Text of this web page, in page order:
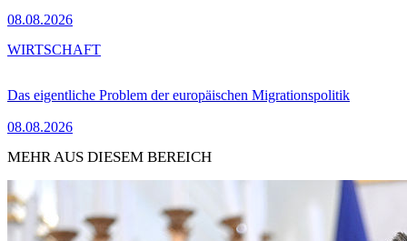
08.08.2026
Das eigentliche Problem der europäischen Migrationspolitik
08.08.2026
WIRTSCHAFT
MEHR AUS DIESEM BEREICH